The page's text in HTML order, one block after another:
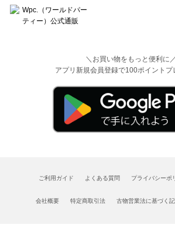
＼お買い物をもっと便利に／
アプリ新規会員登録で100ポイントプ
ご利用ガイド よくある質問 プライバシーポ
会社概要 特定商取引法 古物営業法に基づく